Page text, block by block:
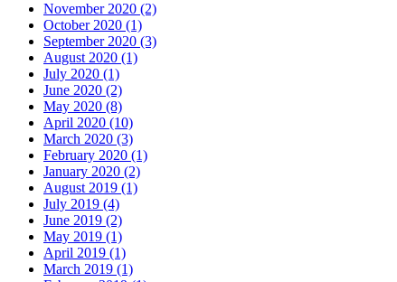
November 2020 (2)
October 2020 (1)
September 2020 (3)
August 2020 (1)
July 2020 (1)
June 2020 (2)
May 2020 (8)
April 2020 (10)
March 2020 (3)
February 2020 (1)
January 2020 (2)
August 2019 (1)
July 2019 (4)
June 2019 (2)
May 2019 (1)
April 2019 (1)
March 2019 (1)